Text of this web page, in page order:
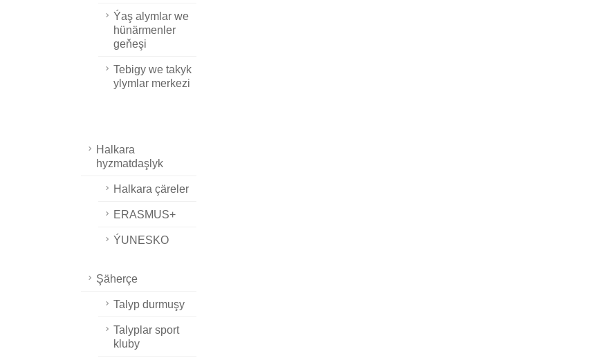
Ýaş alymlar we
hünärmenler
geňeşi
Tebigy we takyk
ylymlar merkezi
Halkara
hyzmatdaşlyk
Halkara çäreler
ERASMUS+
ÝUNESKO
Şäherçe
Talyp durmuşy
Talyplar sport
kluby